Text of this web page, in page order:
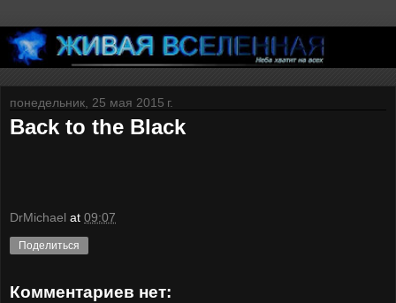
понедельник, 25 мая 2015 г.
Back to the Black
DrMichael at 09:07
Поделиться
Комментариев нет: